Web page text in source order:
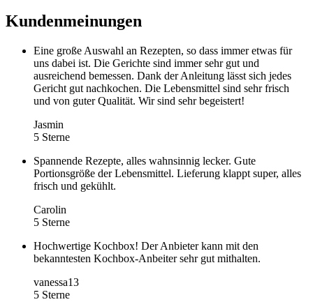
Kundenmeinungen
Eine große Auswahl an Rezepten, so dass immer etwas für
uns dabei ist. Die Gerichte sind immer sehr gut und
ausreichend bemessen. Dank der Anleitung lässt sich jedes
Gericht gut nachkochen. Die Lebensmittel sind sehr frisch
und von guter Qualität. Wir sind sehr begeistert!
Jasmin
5 Sterne
Spannende Rezepte, alles wahnsinnig lecker. Gute
Portionsgröße der Lebensmittel. Lieferung klappt super, alles
frisch und gekühlt.
Carolin
5 Sterne
Hochwertige Kochbox! Der Anbieter kann mit den
bekanntesten Kochbox-Anbeiter sehr gut mithalten.
vanessa13
5 Sterne